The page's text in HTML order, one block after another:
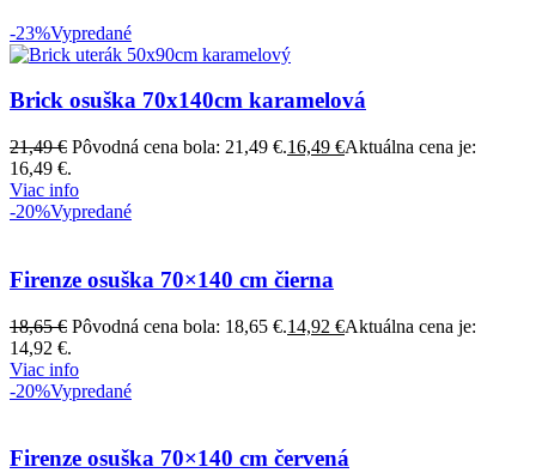
-23%Vypredané
Brick osuška 70x140cm karamelová
21,49€ Pôvodná cena bola: 21,49 €.16,49 €Aktuálna cena je:
16,49 €.
Viac info
-20%Vypredané
Firenze osuška 70×140 cm čierna
18,65€ Pôvodná cena bola: 18,65 €.14,92 €Aktuálna cena je:
14,92 €.
Viac info
-20%Vypredané
Firenze osuška 70×140 cm červená